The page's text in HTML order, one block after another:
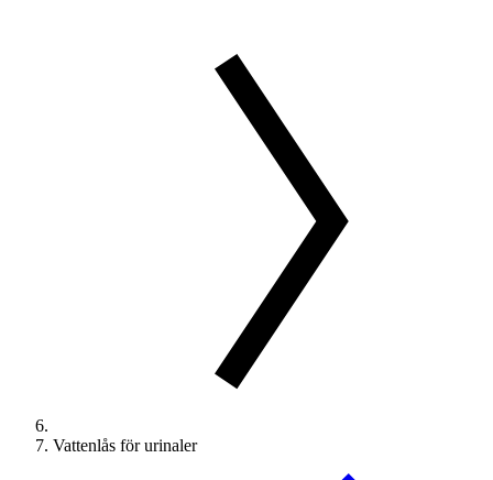
Vattenlås för urinaler